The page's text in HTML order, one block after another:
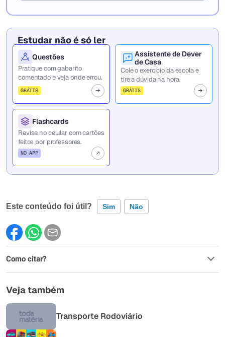
Estudar não é só ler
Questões
Pratique com gabarito
comentado e veja onde errou.
GRÁTIS
Assistente de Dever
de Casa
Cole o exercício da escola e
tire a dúvida na hora.
GRÁTIS
Flashcards
Revise no celular com cartões
feitos por professores.
NO APP
Este conteúdo foi útil? Sim Não
Este conteúdo contém informação incorreta
Este conteúdo não tem a informação que procuro
Como citar?
Veja também
Transporte Rodoviário